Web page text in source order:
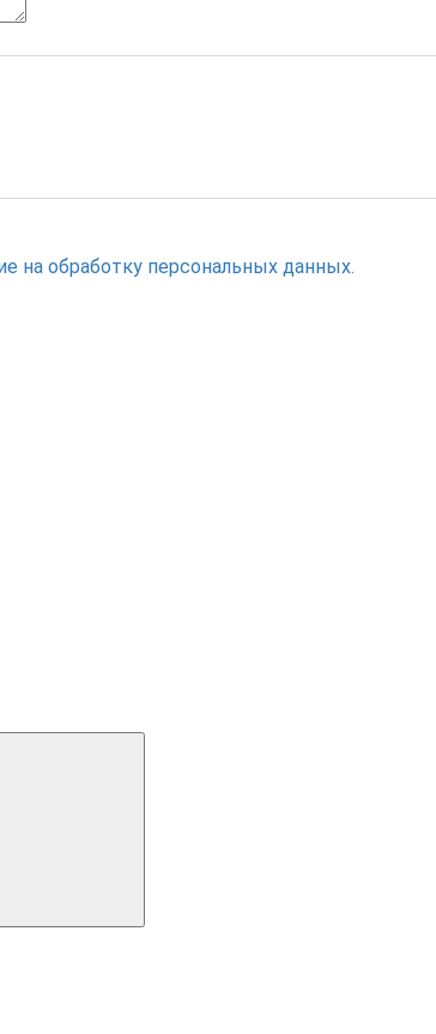
на обработку персональных данных.